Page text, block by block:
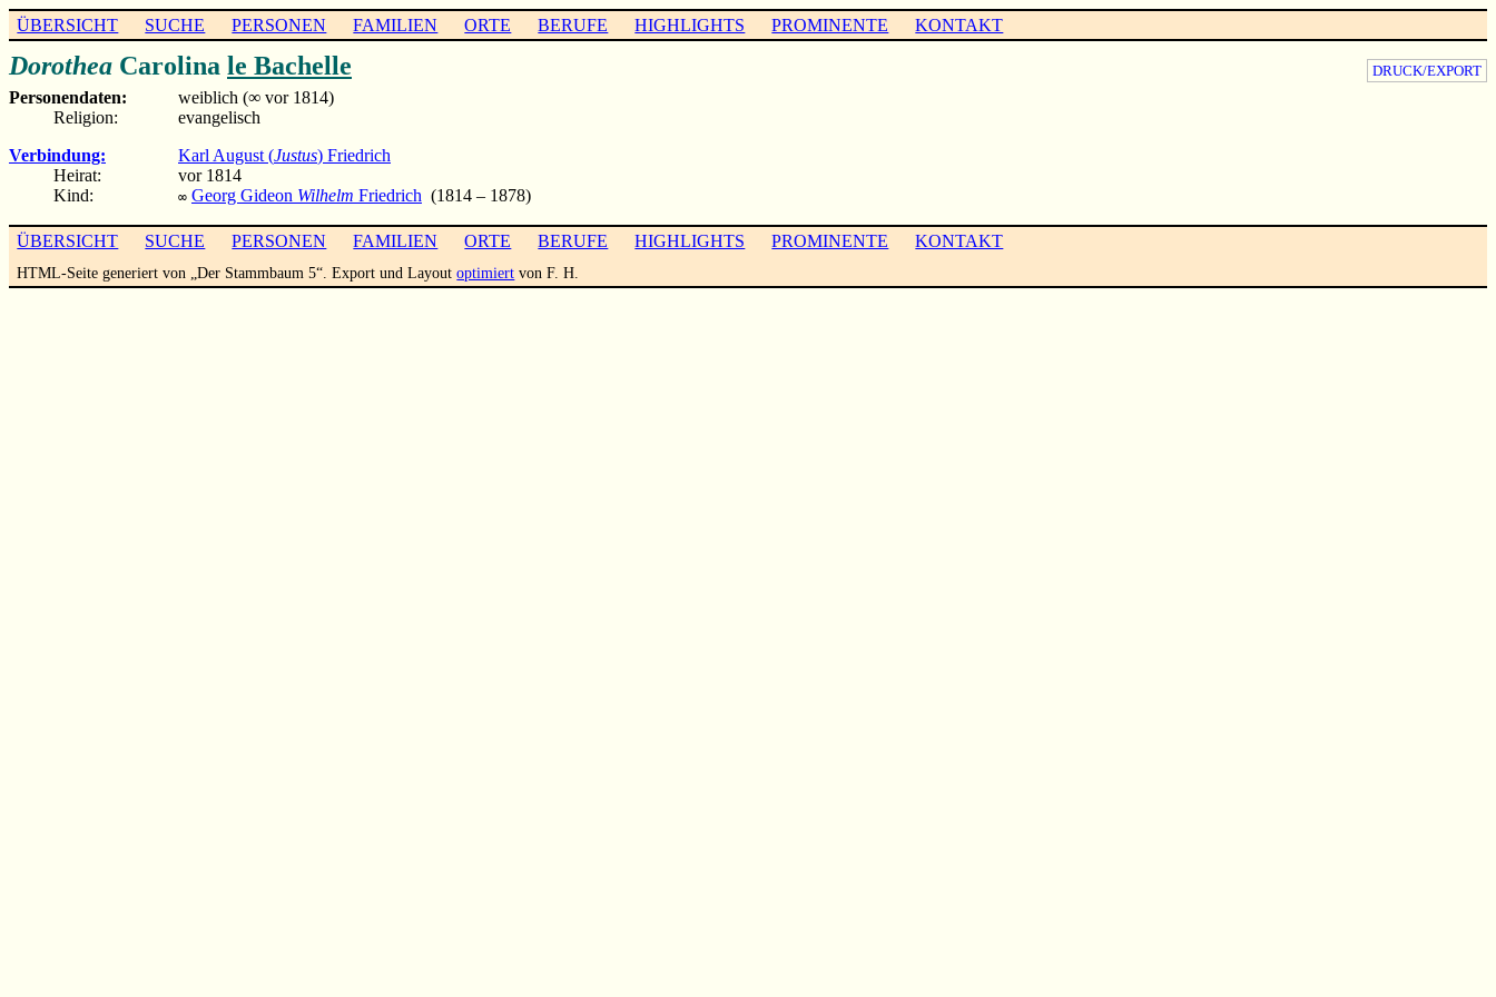
ÜBERSICHT SUCHE PERSONEN FAMILIEN ORTE BERUFE HIGHLIGHTS PROMINENTE KONTAKT
DRUCK/EXPORT
Dorothea Carolina le Bachelle
Personendaten:
weiblich (∞ vor 1814)
Religion:
evangelisch
Verbindung:
Karl August (Justus) Friedrich
Heirat:
vor 1814
Kind:
∞ Georg Gideon Wilhelm Friedrich (1814 – 1878)
ÜBERSICHT SUCHE PERSONEN FAMILIEN ORTE BERUFE HIGHLIGHTS PROMINENTE KONTAKT
HTML-Seite generiert von „Der Stammbaum 5“. Export und Layoutoptimiert von F. H.